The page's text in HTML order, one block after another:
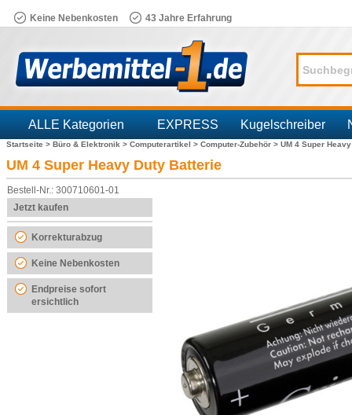
Keine Nebenkosten 43 Jahre Erfahrung
ALLE Kategorien EXPRESS Kugelschreiber
Branchen
Startseite > Büro & Elektronik > Computerartikel > Computer-Zubehör > UM 4 Super
UM 4 Super Heavy Duty Batterie
Bestell-Nr.: 300710601-01
Jetzt kaufen
Korrekturabzug
Keine Nebenkosten
Endpreise sofort
ersichtlich